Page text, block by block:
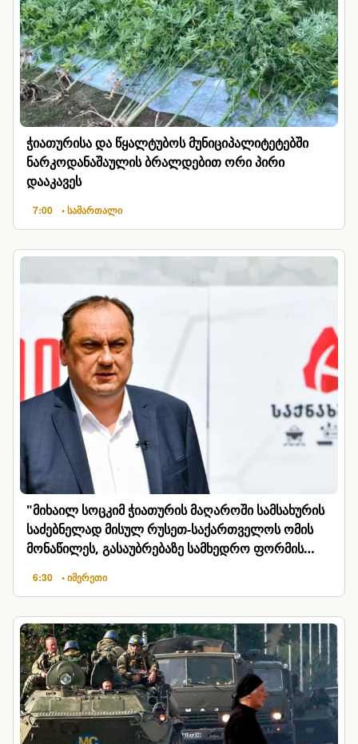
ჭიათურისა და წყალტუბოს მუნიციპალიტეტებში
ნარკოდანაშაულის ბრალდებით ორი პირი
დააკავეს
7:00 • სამართალი
"მიხაილ სოცკიმ ჭიათურის მაღაროში სამსახურის
საძებნელად მისულ რუსეთ-საქართველოს ომის
მონაწილეს, გასაუბრებაზე სამხედრო ფორმის
6:30 • იმერეთი